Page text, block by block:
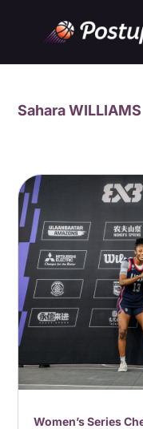
Sahara WILLIAMS
Women’s Series